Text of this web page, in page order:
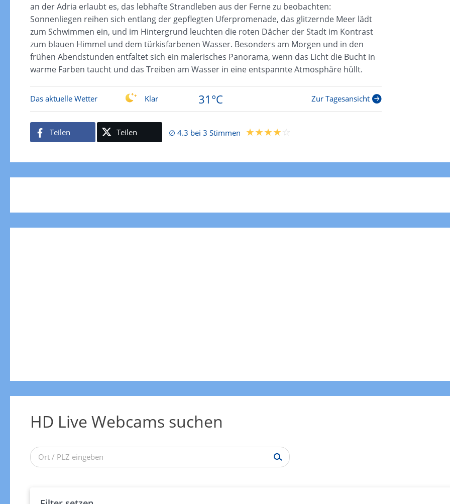
an der Adria erlaubt es, das lebhafte Strandleben aus der Ferne zu beobachten:
Sonnenliegen reihen sich entlang der gepflegten Uferpromenade, das glitzernde Meer lädt
zum Schwimmen ein, und im Hintergrund leuchten die roten Dächer der Stadt im Kontrast
zum blauen Himmel und dem türkisfarbenen Wasser. Besonders am Morgen und in den
frühen Abendstunden entfaltet sich ein malerisches Panorama, wenn das Licht die Bucht in
warme Farben taucht und das Treiben am Wasser in eine entspannte Atmosphäre hüllt.
Das aktuelle Wetter Klar 31°C Zur Tagesansicht
Teilen Teilen ∅ 4.3 bei 3 Stimmen
HD Live Webcams suchen